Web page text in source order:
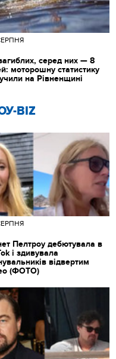
BIZ
Пелтроу дебютувала в
і здивувала
відвертим
(ФОТО)
серед них — 8
моторошну статистику
на Рівненщині